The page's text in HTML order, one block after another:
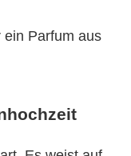
ein Parfum aus